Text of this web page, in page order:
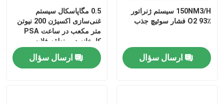
150NM3/H سیستم ژنراتور
O2 93٪ فشار سوئیچ جذب
ارسال سؤال
0.5 مگاپاسکال سیستم
غنی‌سازی اکسیژن 200 نیوتن
متر مکعب در ساعت PSA
کارخانه در منطقه فلات
ارسال سؤال